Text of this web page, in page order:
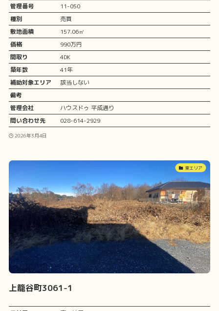
管理番号
11-050
種別
売買
敷地面積
157.06㎡
価格
990万円
間取り
4DK
築年数
41年
補助対象エリア
該当しない
備考
管理会社
ハウスドゥ 平成通り
問い合わせ先
028-614-2929
2026年3月4日
東エリア
上籠谷町3061-1